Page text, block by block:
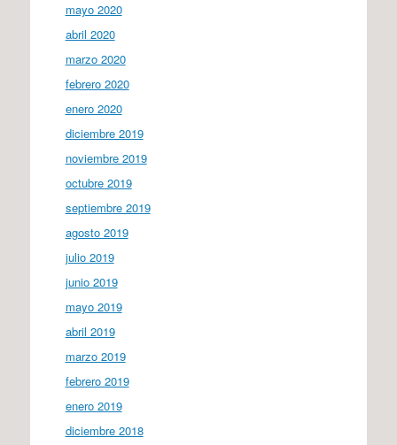
mayo 2020
abril 2020
marzo 2020
febrero 2020
enero 2020
diciembre 2019
noviembre 2019
octubre 2019
septiembre 2019
agosto 2019
julio 2019
junio 2019
mayo 2019
abril 2019
marzo 2019
febrero 2019
enero 2019
diciembre 2018